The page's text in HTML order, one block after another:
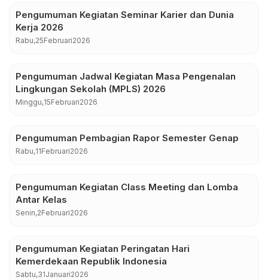
Pengumuman Kegiatan Seminar Karier dan Dunia
Kerja 2026
Rabu,25Februari2026
Pengumuman Jadwal Kegiatan Masa Pengenalan
Lingkungan Sekolah (MPLS) 2026
Minggu,15Februari2026
Pengumuman Pembagian Rapor Semester Genap
Rabu,11Februari2026
Pengumuman Kegiatan Class Meeting dan Lomba
Antar Kelas
Senin,2Februari2026
Pengumuman Kegiatan Peringatan Hari
Kemerdekaan Republik Indonesia
Sabtu,31Januari2026